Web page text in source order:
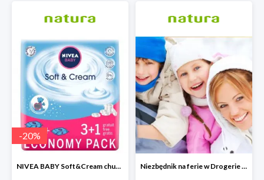
-20%
NIVEA BABY Soft&Cream chusteczki 4x63 sztuki Niezbędnik na ferie w Drogerie Natura